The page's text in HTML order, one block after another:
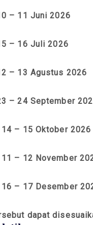
– 11 Juni 2026
– 16 Juli 2026
– 13 Agustus 2026
– 24 September
14 – 15 Oktober 2026
11 – 12 November
16 – 17 Desember
dapat